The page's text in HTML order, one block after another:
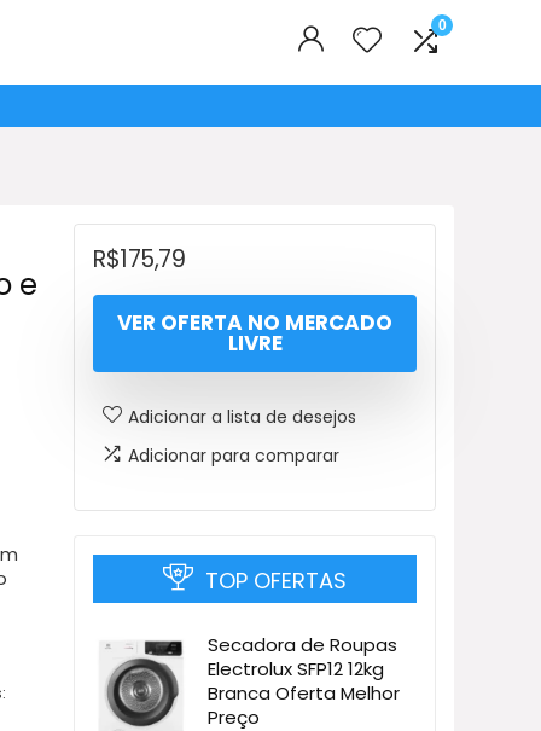
0
e
R$175,79
VER OFERTA NO MERCADO
LIVRE
Adicionar a lista de desejos
Adicionar para comparar
TOP OFERTAS
Secadora de Roupas
Electrolux SFP12 12kg
Branca Oferta Melhor
Preço